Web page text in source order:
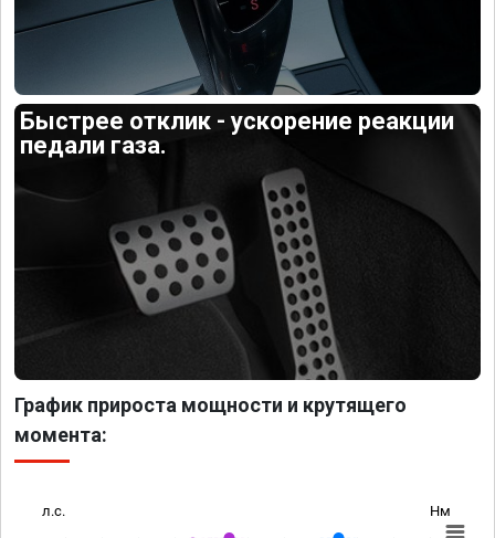
Быстрее отклик - ускорение реакции
педали газа.
График прироста мощности и крутящего
момента:
л.с. Нм